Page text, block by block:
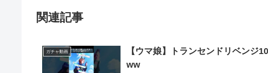
関連記事
ガチャ動画
【ウマ娘】トランセンドリベンジ
ww